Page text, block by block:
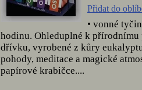
Přidat do
• vonné
hodinu. Ohleduplné k přírodnímu
dřívku, vyrobené z kůry
pohody, meditace a magické
papírové krabičce....